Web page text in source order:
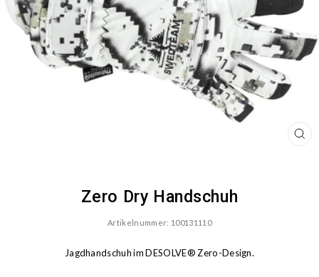
Zero Dry Handschuh
Artikelnummer: 100131110
Jagdhandschuh im DESOLVE® Zero-Design.